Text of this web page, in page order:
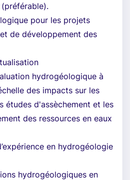
pour les projets
et de développement des
hydrogéologique à
des impacts sur les
études d'assèchement et les
des ressources en eaux
en hydrogéologie
hydrogéologiques en